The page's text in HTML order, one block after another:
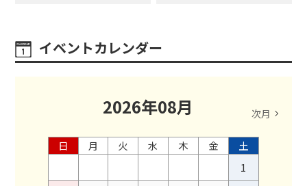
イベントカレンダー
2026年08月 次月
日 月 火 水 木 金
土
1